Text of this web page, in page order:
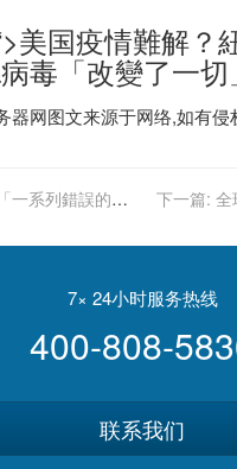
美国疫情難解？
毒「改變了一切
器网图文来源于网络,如有侵
「一系列錯誤的結
下一篇: 全
7× 24小时服务热线
400-808-
联系我们